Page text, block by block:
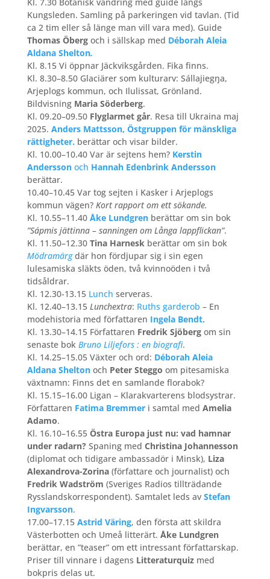
Kungsleden. Samling på parkeringen vid tavlan. (Tid
ca 2 tim eller så länge man vill vara med). Guide
Thomas Öbergoch i sällskap med Déborah Aleia
Aldana Shelton.
Kl. 8.15 Vi öppnar Jäckviksgården. Fika finns.
Kl. 8.30–8.50 Glaciärer som kulturarv: Sállajiegŋa,
Arjeplogs kommun, och Ilulissat, Grönland.
Bildvisning Maria Söderberg.
Kl. 09.20–09.50 Flyglarmet går. Resa till Ukraina maj
2025. Anders Mattsson, Östgruppen för mänskliga
rättigheter. berättar och visar bilder.
Kl. 10.00–10.40 Var är sejtens hem? Kerstin
Anderssonoch Hannah Edenbrink Andersson
berättar.
10.40–10.45 Var tog sejten i Kasker i Arjeplogs
kommun vägen? Kort rapport om ett sökande.
Kl. 10.55–11.40 Åke Lundgrenberättar om sin bok
”Sápmis jättinna – sanningen om Långa lappflickan”.
Kl. 11.50–12.30 Tina Harneskberättar om sin bok
Mödramärg där hon fördjupar sig i sin egen
lulesamiska släkts öden, två kvinnoöden i två
tidsåldrar.
Kl. 12.30-13.15 Lunch serveras.
Kl. 12.40–13.15 Lunchextra: Ruths garderob – En
modehistoria med författaren Ingela Bendt.
Kl. 13.30–14.15 Författaren Fredrik Sjöbergom sin
senaste bok Bruno Liljefors : en biografi.
Kl. 14.25–15.05 Växter och ord: Déborah Aleia
Aldana Shelton och Peter Steggo om pitesamiska
växtnamn: Finns det en samlande florabok?
Kl. 15.15–16.00 Ligan – Klarakvarterens blodsystrar.
Författaren Fatima Bremmeri samtal med Amelia
Adamo.
Kl. 16.10–16.55 Östra Europa just nu: vad hamnar
under radarn?Spaning med Christina Johannesson
(diplomat och tidigare ambassadör i Minsk), Liza
Alexandrova-Zorina(författare och journalist) och
Fredrik Wadström (Sveriges Radios tillträdande
Rysslandskorrespondent). Samtalet leds av Stefan
Ingvarsson.
17.00–17.15 Astrid Väring, den första att skildra
Västerbotten och Umeå litterärt. Åke Lundgren
berättar, en ”teaser” om ett intressant författarskap.
Priser till vinnare i dagens Litteraturquizmed
bokpris delas ut.